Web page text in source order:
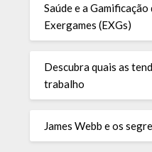
Saúde e a
Exergames (EXGs)
Descubra quais as
trabalho
James Webb e os